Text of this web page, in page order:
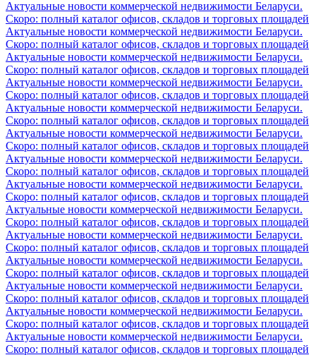
Актуальные новости коммерческой недвижимости Беларуси.
Скоро: полный каталог офисов, складов и торговых площадей
Актуальные новости коммерческой недвижимости Беларуси.
Скоро: полный каталог офисов, складов и торговых площадей
Актуальные новости коммерческой недвижимости Беларуси.
Скоро: полный каталог офисов, складов и торговых площадей
Актуальные новости коммерческой недвижимости Беларуси.
Скоро: полный каталог офисов, складов и торговых площадей
Актуальные новости коммерческой недвижимости Беларуси.
Скоро: полный каталог офисов, складов и торговых площадей
Актуальные новости коммерческой недвижимости Беларуси.
Скоро: полный каталог офисов, складов и торговых площадей
Актуальные новости коммерческой недвижимости Беларуси.
Скоро: полный каталог офисов, складов и торговых площадей
Актуальные новости коммерческой недвижимости Беларуси.
Скоро: полный каталог офисов, складов и торговых площадей
Актуальные новости коммерческой недвижимости Беларуси.
Скоро: полный каталог офисов, складов и торговых площадей
Актуальные новости коммерческой недвижимости Беларуси.
Скоро: полный каталог офисов, складов и торговых площадей
Актуальные новости коммерческой недвижимости Беларуси.
Скоро: полный каталог офисов, складов и торговых площадей
Актуальные новости коммерческой недвижимости Беларуси.
Скоро: полный каталог офисов, складов и торговых площадей
Актуальные новости коммерческой недвижимости Беларуси.
Скоро: полный каталог офисов, складов и торговых площадей
Актуальные новости коммерческой недвижимости Беларуси.
Скоро: полный каталог офисов, складов и торговых площадей